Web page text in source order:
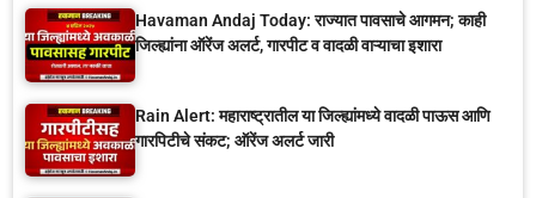
Havaman Andaj Today: राज्यात पावसाचे आगमन; काही
जिल्ह्यांना ऑरेंज अलर्ट, गारपीट व वादळी वाऱ्याचा इशारा
Rain Alert: महाराष्ट्रातील या जिल्ह्यांमध्ये वादळी पाऊस आणि
गारपिटीचे संकट; ऑरेंज अलर्ट जारी